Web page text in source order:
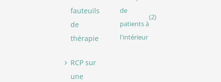
fauteuils
de
thérapie
RCP sur
une
de
patients à
l'intérieur
(2)